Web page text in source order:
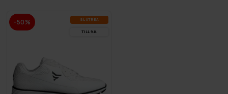
-50% SLUT­REA
TILL 9.8.